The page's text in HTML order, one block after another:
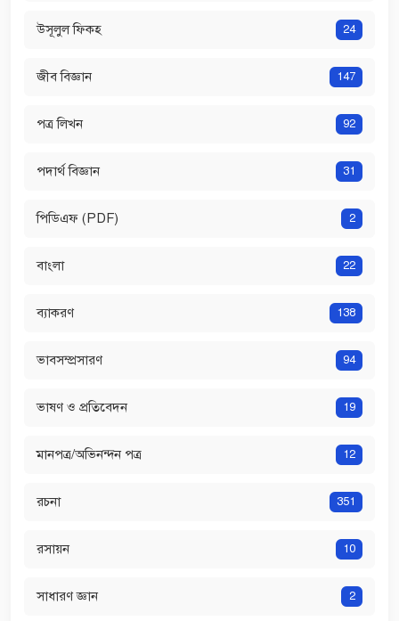
উসূলুল ফিকহ 24
জীব বিজ্ঞান 147
পত্র লিখন 92
পদার্থ বিজ্ঞান 31
পিডিএফ (PDF) 2
বাংলা 22
ব্যাকরণ 138
ভাবসম্প্রসারণ 94
ভাষণ ও প্রতিবেদন 19
মানপত্র/অভিনন্দন পত্র 12
রচনা 351
রসায়ন 10
সাধারণ জ্ঞান 2